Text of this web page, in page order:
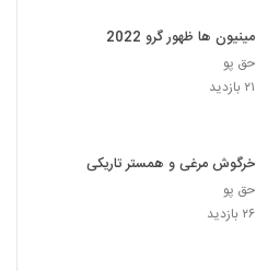
مینیون ها ظهور گرو 2022
حق پو
۲۱ بازدید
خرگوش مرغی و همستر تاریکی
حق پو
۲۶ بازدید